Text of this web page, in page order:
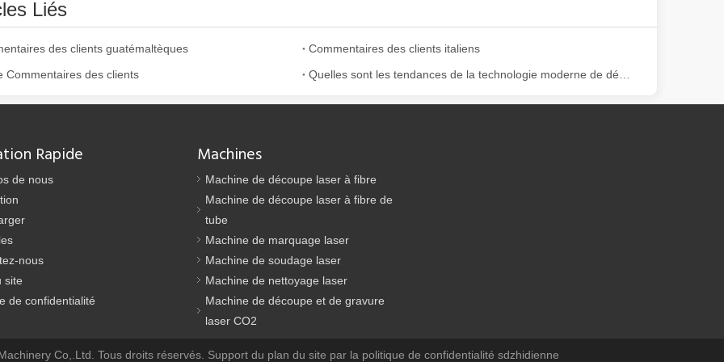
utilisée dans la fabrication du métal. Il peut couper une large gamme de matériaux avec une haute précision et peu de
Liés
des clients guatémaltèques
Commentaires des clients italiens
Commentaires des clients
Rapide
de nous
nous
site
de confidentialité
Machines
Machine de découpe laser à fibre
Machine de découpe laser à fibre de
tube
Machine de marquage laser
Machine de soudage laser
Machine de nettoyage laser
Machine de découpe et de gravure
laser CO2
Co,.Ltd. Tous droits réservés. Support du plan du site par la politique de confidentialité sdzhidienne